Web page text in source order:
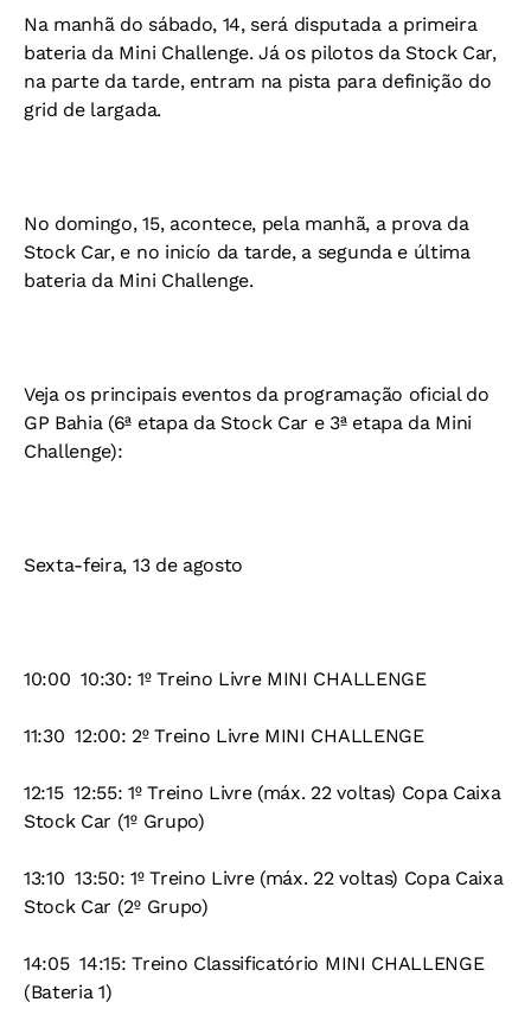
Na manhã do sábado, 14, será disputada a primeira
bateria da Mini Challenge. Já os pilotos da Stock Car,
na parte da tarde, entram na pista para definição do
grid de largada.
No domingo, 15, acontece, pela manhã, a prova da
Stock Car, e no inicío da tarde, a segunda e última
bateria da Mini Challenge.
Veja os principais eventos da programação oficial do
GP Bahia (6ª etapa da Stock Car e 3ª etapa da Mini
Challenge):
Sexta-feira, 13 de agosto
10:00  10:30: 1º Treino Livre MINI CHALLENGE
11:30  12:00: 2º Treino Livre MINI CHALLENGE
12:15  12:55: 1º Treino Livre (máx. 22 voltas) Copa Caixa
Stock Car (1º Grupo)
13:10  13:50: 1º Treino Livre (máx. 22 voltas) Copa Caixa
Stock Car (2º Grupo)
14:05  14:15: Treino Classificatório MINI CHALLENGE
(Bateria 1)